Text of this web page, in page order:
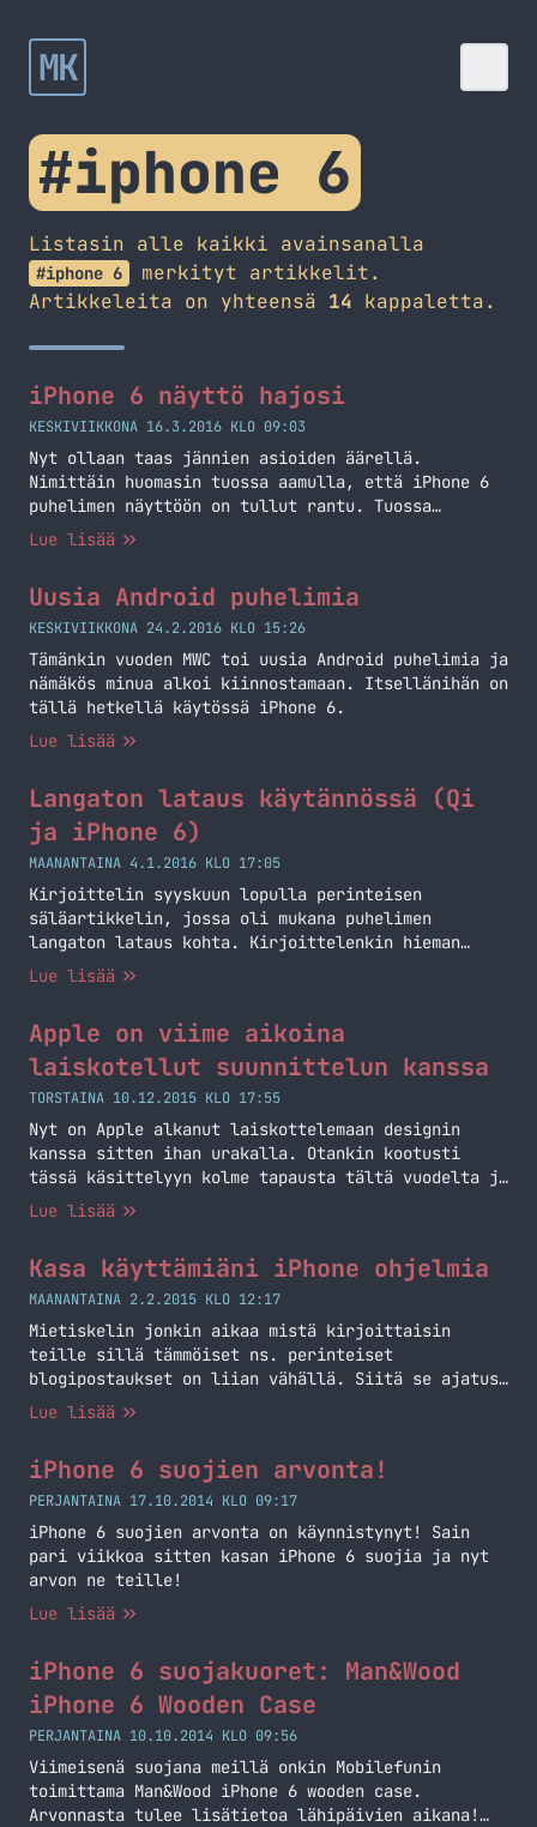
MK
#iphone 6
Listasin alle kaikki avainsanalla
#iphone 6
merkityt artikkelit.
Artikkeleita on yhteensä 14 kappaletta.
iPhone 6 näyttö hajosi
KESKIVIIKKONA 16.3.2016 KLO 09:03
Nyt ollaan taas jännien asioiden äärellä.
Nimittäin huomasin tuossa aamulla, että iPhone 6
puhelimen näyttöön on tullut rantu. Tuossa
oikealla onkin kuva tuosta rannusta. Eilen illalla
näytössä itsessään ole ja muutenkin puhelin on
ollut kunnossa. Puhelin oli yön latauksessa ja
siitä… Jatka lukemista iPhone 6 näyttö hajosi
Lue lisää
Uusia Android puhelimia
KESKIVIIKKONA 24.2.2016 KLO 15:26
Tämänkin vuoden MWC toi uusia Android puhelimia ja
nämäkös minua alkoi kiinnostamaan. Itsellänihän on
tällä hetkellä käytössä iPhone 6.
Lue lisää
Langaton lataus käytännössä (Qi
ja iPhone 6)
MAANANTAINA 4.1.2016 KLO 17:05
Kirjoittelin syyskuun lopulla perinteisen
säläartikkelin, jossa oli mukana puhelimen
langaton lataus kohta. Kirjoittelenkin hieman
kokemuksiani tästä.
Lue lisää
Apple on viime aikoina
laiskotellut suunnittelun kanssa
TORSTAINA 10.12.2015 KLO 17:55
Nyt on Apple alkanut laiskottelemaan designin
kanssa sitten ihan urakalla. Otankin kootusti
tässä käsittelyyn kolme tapausta tältä vuodelta ja
käydään niitä läpi sitten porukalla.
Lue lisää
Kasa käyttämiäni iPhone ohjelmia
MAANANTAINA 2.2.2015 KLO 12:17
Mietiskelin jonkin aikaa mistä kirjoittaisin
teille sillä tämmöiset ns. perinteiset
blogipostaukset on liian vähällä. Siitä se ajatus
sitten lähti ja päätin lähteä heittämään teille
Tweetbot 3 (4,99 €) Ehdottomasti oma lempparini
Twitter sovelluksista. Tätä käyttelin jo aikoinaan
kun se tuli ja en ole muihin… Jatka lukemista Kasa
käyttämiäni iPhone ohjelmia
Lue lisää
iPhone 6 suojien arvonta!
PERJANTAINA 17.10.2014 KLO 09:17
iPhone 6 suojien arvonta on käynnistynyt! Sain
pari viikkoa sitten kasan iPhone 6 suojia ja nyt
arvon ne teille!
Lue lisää
iPhone 6 suojakuoret: Man&Wood
iPhone 6 Wooden Case
PERJANTAINA 10.10.2014 KLO 09:56
Viimeisenä suojana meillä onkin Mobilefunin
toimittama Man&Wood iPhone 6 wooden case.
Arvonnasta tulee lisätietoa lähipäivien aikana!